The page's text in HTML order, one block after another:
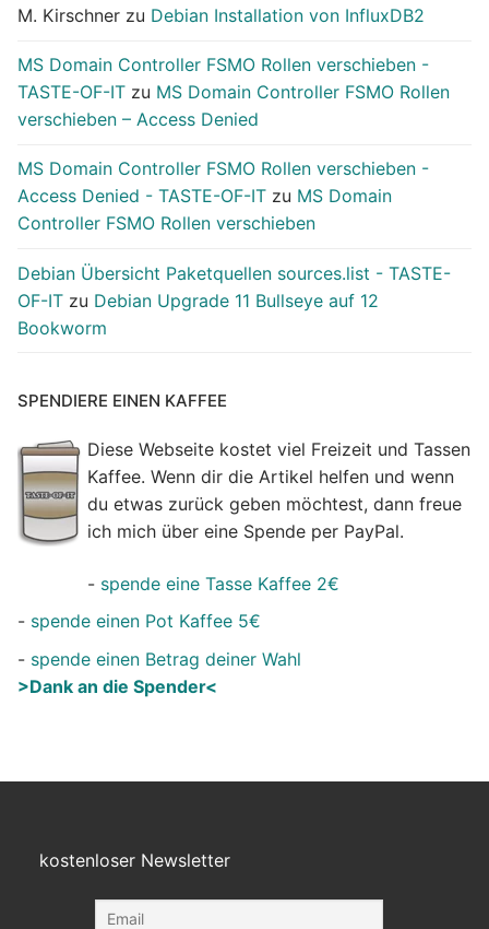
M. Kirschner zu Debian Installation von InfluxDB2
MS Domain Controller FSMO Rollen verschieben -
TASTE-OF-IT zu MS Domain Controller FSMO Rollen
verschieben – Access Denied
MS Domain Controller FSMO Rollen verschieben -
Access Denied - TASTE-OF-IT zu MS Domain
Controller FSMO Rollen verschieben
Debian Übersicht Paketquellen sources.list - TASTE-
OF-IT zu Debian Upgrade 11 Bullseye auf 12
Bookworm
SPENDIERE EINEN KAFFEE
Diese Webseite kostet viel Freizeit und Tassen
Kaffee. Wenn dir die Artikel helfen und wenn
du etwas zurück geben möchtest, dann freue
ich mich über eine Spende per PayPal.
- spende eine Tasse Kaffee 2€
- spende einen Pot Kaffee 5€
- spende einen Betrag deiner Wahl
>Dank an die Spender<
kostenloser Newsletter